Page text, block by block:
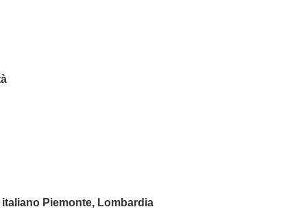
Piemonte, Lombardia